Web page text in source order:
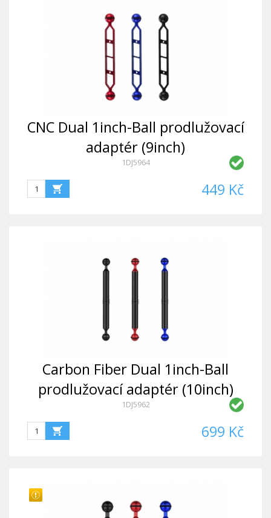
CNC Dual 1inch-Ball prodlužovací
adaptér (9inch)
1DJ5964
449 Kč
Carbon Fiber Dual 1inch-Ball
prodlužovací adaptér (10inch)
1DJ5962
699 Kč